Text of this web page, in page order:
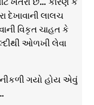
દેખાવાની લાલચ
વિકૃત ચાહત કે
ઓળખી લેવા
ગયો હોય એવું